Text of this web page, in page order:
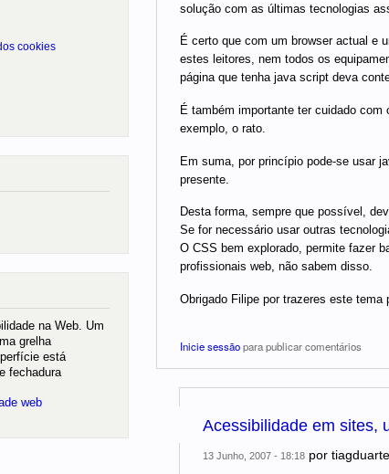
solução com as últimas tecnologias
É certo que com um browser actual e
estes leitores, nem todos os
página que tenha java script deva
É também importante ter cuidado
exemplo, o rato.
Em suma, por princípio pode-se usar
presente.
Desta forma, sempre que possível,
Se for necessário usar outras
O CSS bem explorado, permite fazer
profissionais web, não sabem disso.
Obrigado Filipe por trazeres este tema
Inicie sessãopara publicar comentários
Acessibilidade em sites,
13 Junho, 2007 - 18:18por tiagduarte
cookies
web